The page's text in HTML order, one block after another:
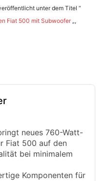
unter dem Titel “
Fiat 500 mit Subwoofer„,
neues 760-Watt-
Fiat 500 auf den
bei minimalem
Komponenten für